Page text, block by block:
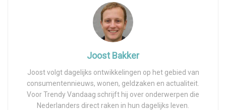
Joost Bakker
Joost volgt dagelijks ontwikkelingen op het gebied van
consumentennieuws, wonen, geldzaken en actualiteit.
Voor Trendy Vandaag schrijft hij over onderwerpen die
Nederlanders direct raken in hun dagelijks leven.